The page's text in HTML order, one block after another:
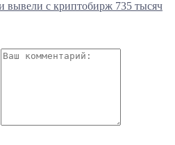
вывели с криптобирж 735 тысяч